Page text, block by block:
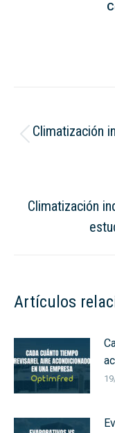
navigation
Climatización
Climatización
Artículos